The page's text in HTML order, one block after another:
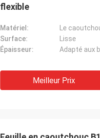
flexible
Matériel:
Le
Surface:
Lisse
Épaisseur:
Adapté aux
Meilleur Prix